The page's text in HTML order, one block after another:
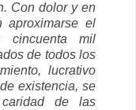
Con dolor y en
aproximarse el
mil
de todos los
lucrativo
existencia, se
de las